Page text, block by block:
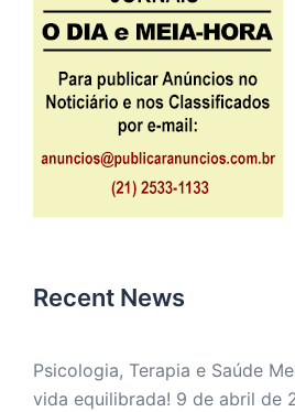
Recent News
Psicologia, Terapia e Saúde
vida equilibrada! 9 de abril de